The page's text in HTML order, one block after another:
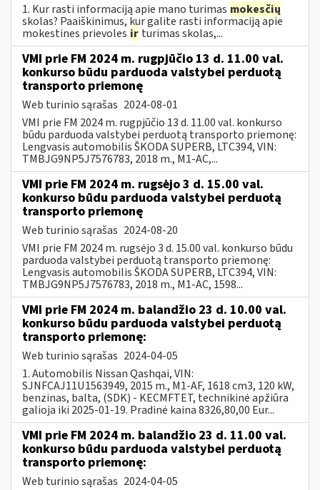
1. Kur rasti informaciją apie mano turimas mokesčių
skolas? Paaiškinimus, kur galite rasti informaciją apie
mokestines prievoles ir turimas skolas,...
VMI prie FM 2024 m. rugpjūčio 13 d. 11.00 val.
konkurso būdu parduoda valstybei perduotą
transporto priemonę
Web turinio sąrašas 2024-08-01
VMI prie FM 2024 m. rugpjūčio 13 d. 11.00 val. konkurso
būdu parduoda valstybei perduotą transporto priemonę:
Lengvasis automobilis ŠKODA SUPERB, LTC394, VIN:
TMBJG9NP5J7576783, 2018 m., M1-AC,...
VMI prie FM 2024 m. rugsėjo 3 d. 15.00 val.
konkurso būdu parduoda valstybei perduotą
transporto priemonę
Web turinio sąrašas 2024-08-20
VMI prie FM 2024 m. rugsėjo 3 d. 15.00 val. konkurso būdu
parduoda valstybei perduotą transporto priemonę:
Lengvasis automobilis ŠKODA SUPERB, LTC394, VIN:
TMBJG9NP5J7576783, 2018 m., M1-AC, 1598...
VMI prie FM 2024 m. balandžio 23 d. 10.00 val.
konkurso būdu parduoda valstybei perduotą
transporto priemonę:
Web turinio sąrašas 2024-04-05
1. Automobilis Nissan Qashqai, VIN:
SJNFCAJ11U1563949, 2015 m., M1-AF, 1618 cm3, 120 kW,
benzinas, balta, (SDK) - KECMFTET, technikinė apžiūra
galioja iki 2025-01-19. Pradinė kaina 8326,80,00 Eur...
VMI prie FM 2024 m. balandžio 23 d. 11.00 val.
konkurso būdu parduoda valstybei perduotą
transporto priemonę:
Web turinio sąrašas 2024-04-05